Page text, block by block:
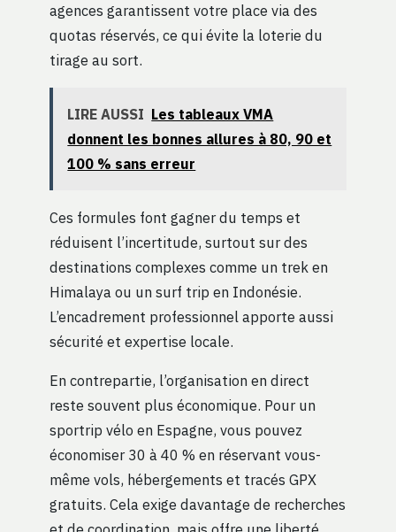
agences garantissent votre place via des
quotas réservés, ce qui évite la loterie du
tirage au sort.
LIRE AUSSI Les tableaux VMA
donnent les bonnes allures à 80, 90 et
100 % sans erreur
Ces formules font gagner du temps et
réduisent l’incertitude, surtout sur des
destinations complexes comme un trek en
Himalaya ou un surf trip en Indonésie.
L’encadrement professionnel apporte aussi
sécurité et expertise locale.
En contrepartie, l’organisation en direct
reste souvent plus économique. Pour un
sportrip vélo en Espagne, vous pouvez
économiser 30 à 40 % en réservant vous-
même vols, hébergements et tracés GPX
gratuits. Cela exige davantage de recherches